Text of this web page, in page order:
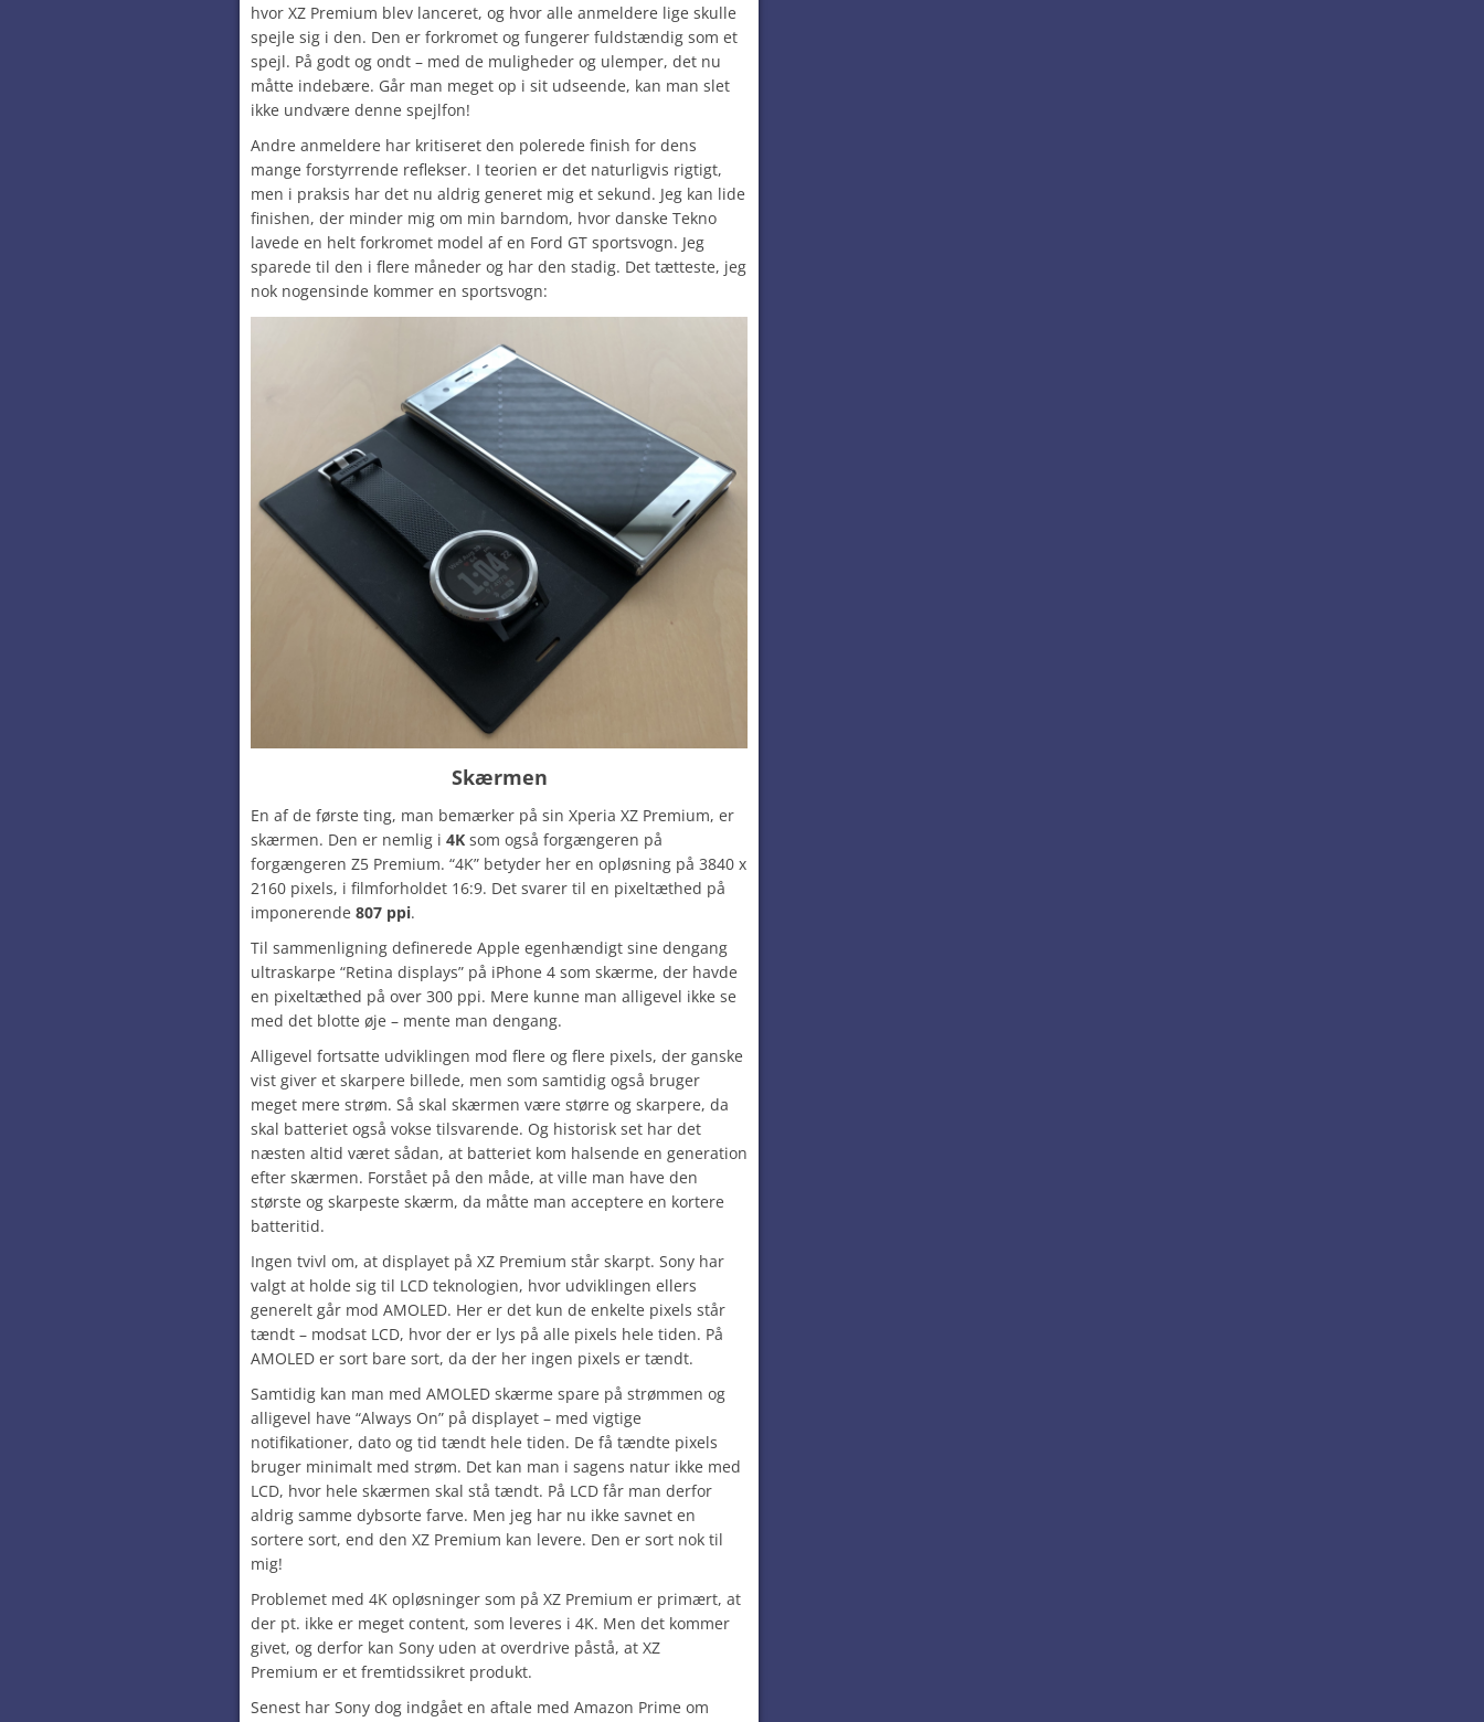
hvor XZ Premium blev lanceret, og hvor alle anmeldere lige skulle
spejle sig i den. Den er forkromet og fungerer fuldstændig som et
spejl. På godt og ondt – med de muligheder og ulemper, det nu
måtte indebære. Går man meget op i sit udseende, kan man slet
ikke undvære denne spejlfon!
Andre anmeldere har kritiseret den polerede finish for dens
mange forstyrrende reflekser. I teorien er det naturligvis rigtigt,
men i praksis har det nu aldrig generet mig et sekund. Jeg kan lide
finishen, der minder mig om min barndom, hvor danske Tekno
lavede en helt forkromet model af en Ford GT sportsvogn. Jeg
sparede til den i flere måneder og har den stadig. Det tætteste, jeg
nok nogensinde kommer en sportsvogn:
Skærmen
En af de første ting, man bemærker på sin Xperia XZ Premium, er
skærmen. Den er nemlig i 4K som også forgængeren på
forgængeren Z5 Premium. “4K” betyder her en opløsning på 3840 x
2160 pixels, i filmforholdet 16:9. Det svarer til en pixeltæthed på
imponerende 807 ppi.
Til sammenligning definerede Apple egenhændigt sine dengang
ultraskarpe “Retina displays” på iPhone 4 som skærme, der havde
en pixeltæthed på over 300 ppi. Mere kunne man alligevel ikke se
med det blotte øje – mente man dengang.
Alligevel fortsatte udviklingen mod flere og flere pixels, der ganske
vist giver et skarpere billede, men som samtidig også bruger
meget mere strøm. Så skal skærmen være større og skarpere, da
skal batteriet også vokse tilsvarende. Og historisk set har det
næsten altid været sådan, at batteriet kom halsende en generation
efter skærmen. Forstået på den måde, at ville man have den
største og skarpeste skærm, da måtte man acceptere en kortere
batteritid.
Ingen tvivl om, at displayet på XZ Premium står skarpt. Sony har
valgt at holde sig til LCD teknologien, hvor udviklingen ellers
generelt går mod AMOLED. Her er det kun de enkelte pixels står
tændt – modsat LCD, hvor der er lys på alle pixels hele tiden. På
AMOLED er sort bare sort, da der her ingen pixels er tændt.
Samtidig kan man med AMOLED skærme spare på strømmen og
alligevel have “Always On” på displayet – med vigtige
notifikationer, dato og tid tændt hele tiden. De få tændte pixels
bruger minimalt med strøm. Det kan man i sagens natur ikke med
LCD, hvor hele skærmen skal stå tændt. På LCD får man derfor
aldrig samme dybsorte farve. Men jeg har nu ikke savnet en
sortere sort, end den XZ Premium kan levere. Den er sort nok til
mig!
Problemet med 4K opløsninger som på XZ Premium er primært, at
der pt. ikke er meget content, som leveres i 4K. Men det kommer
givet, og derfor kan Sony uden at overdrive påstå, at XZ
Premium er et fremtidssikret produkt.
Senest har Sony dog indgået en aftale med Amazon Prime om